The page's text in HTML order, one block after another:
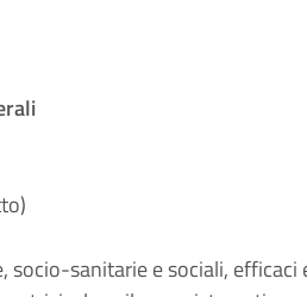
sanitarie e sociali, efficaci